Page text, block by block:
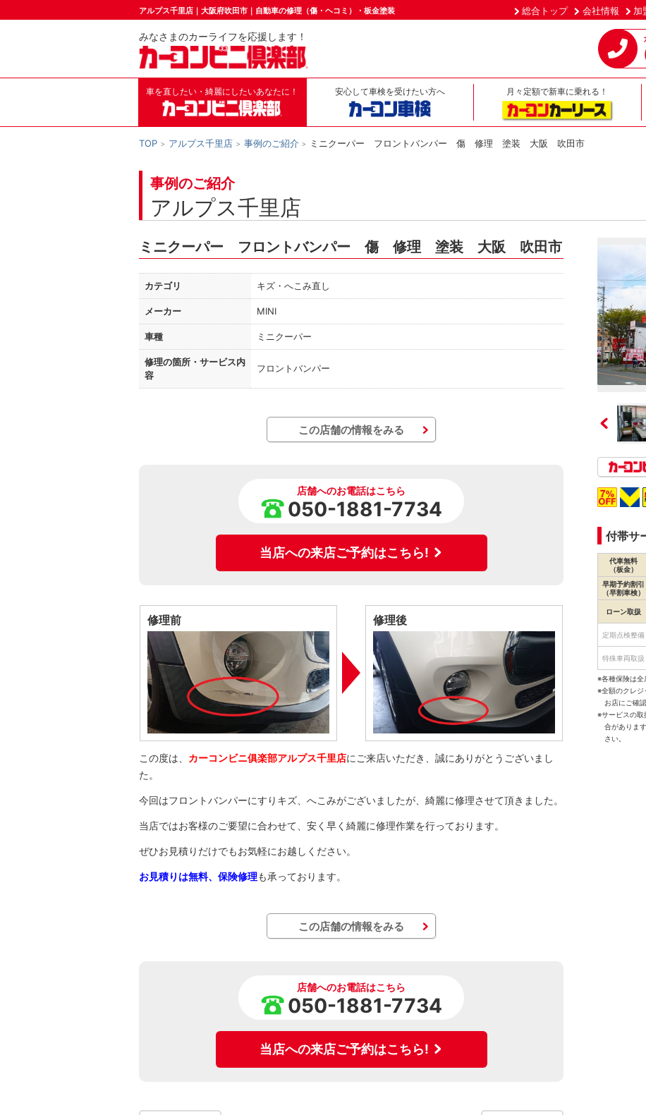
アルプス千里店｜大阪府吹田市｜自動車の修理（傷・ヘコミ）・板金塗装 総合トップ 会社情報 加
みなさまのカーライフを応援します！
車を直したい・綺麗にしたいあなたに！ 安心して車検を受けたい方へ 月々定額で新車に乗れる！
TOP アルプス千里店 事例のご紹介 ミニクーパー フロントバンパー 傷 修理 塗装 大阪 吹田市
事例のご紹介
アルプス千里店
ミニクーパー フロントバンパー 傷 修理 塗装 大阪 吹田市
カテゴリ キズ・へこみ直し
メーカー MINI
車種 ミニクーパー
修理の箇所・ サービス内
容
フロントバンパー
この店舗の情報をみる
店舗へのお電話はこちら
050-1881-7734
当店への来店ご予約はこちら!
修理前 修理後
この度は、 カーコンビニ俱楽部アルプス千里店にご来店いただき、誠にありがとうございまし
た。
今回はフロントバンパーにすりキズ、へこみがございましたが、綺麗に修理させて頂きました。
当店ではお客様のご要望に合わせて、安く早く綺麗に修理作業を行っております。
ぜひお見積りだけでもお気軽にお越しください。
お見積りは無料、保険修理も承っております。
この店舗の情報をみる
店舗へのお電話はこちら
050-1881-7734
当店への来店ご予約はこちら!
付帯サ
代車無料
（板金）
早期予約割引
（早割車検）
ローン取扱
定期点検整備
特殊車両取扱
※各種保険は全
※全額のクレジ
お店にご確
※サービスの取
合がありま
さい。